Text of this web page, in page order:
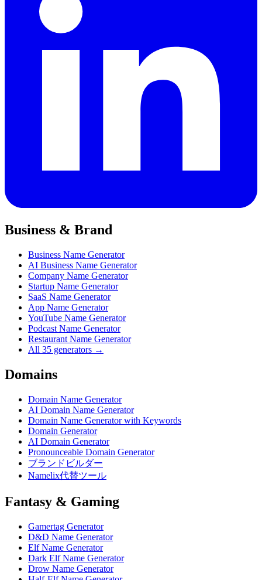
Business & Brand
Business Name Generator
AI Business Name Generator
Company Name Generator
Startup Name Generator
SaaS Name Generator
App Name Generator
YouTube Name Generator
Podcast Name Generator
Restaurant Name Generator
All 35 generators →
Domains
Domain Name Generator
AI Domain Name Generator
Domain Name Generator with Keywords
Domain Generator
AI Domain Generator
Pronounceable Domain Generator
ブランドビルダー
Namelix代替ツール
Fantasy & Gaming
Gamertag Generator
D&D Name Generator
Elf Name Generator
Dark Elf Name Generator
Drow Name Generator